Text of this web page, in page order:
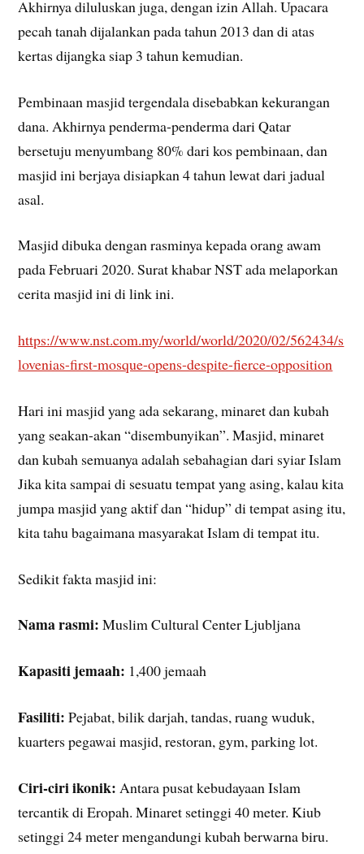
Akhirnya diluluskan juga, dengan izin Allah. Upacara
pecah tanah dijalankan pada tahun 2013 dan di atas
kertas dijangka siap 3 tahun kemudian.
Pembinaan masjid tergendala disebabkan kekurangan
dana. Akhirnya penderma-penderma dari Qatar
bersetuju menyumbang 80% dari kos pembinaan, dan
masjid ini berjaya disiapkan 4 tahun lewat dari jadual
asal.
Masjid dibuka dengan rasminya kepada orang awam
pada Februari 2020. Surat khabar NST ada melaporkan
cerita masjid ini di link ini.
https://www.nst.com.my/world/world/2020/02/562434/s
lovenias-first-mosque-opens-despite-fierce-opposition
Hari ini masjid yang ada sekarang, minaret dan kubah
yang seakan-akan “disembunyikan”. Masjid, minaret
dan kubah semuanya adalah sebahagian dari syiar Islam
Jika kita sampai di sesuatu tempat yang asing, kalau kita
jumpa masjid yang aktif dan “hidup” di tempat asing itu,
kita tahu bagaimana masyarakat Islam di tempat itu.
Sedikit fakta masjid ini:
Nama rasmi: Muslim Cultural Center Ljubljana
Kapasiti jemaah: 1,400 jemaah
Fasiliti:Pejabat, bilik darjah, tandas, ruang wuduk,
kuarters pegawai masjid, restoran, gym, parking lot.
Ciri-ciri ikonik:Antara pusat kebudayaan Islam
tercantik di Eropah. Minaret setinggi 40 meter. Kiub
setinggi 24 meter mengandungi kubah berwarna biru.